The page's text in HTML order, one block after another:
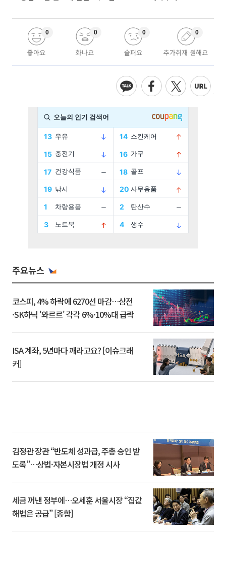
좋아요
0
화나요
0
슬퍼요
0
추가취재 원해요
0
주요뉴스
코스피, 4% 하락에 6270선 마감…삼전
·SK하닉 '와르르' 각각 6%·10%대 급락
ISA 계좌, 5년마다 깨라고요? [이슈크래
커]
김정관 장관 “반도체 성과급, 주총 승인 받
도록”…상법·자본시장법 개정 시사
세금 꺼낸 정부에…오세훈 서울시장 “집값
해법은 공급” [종합]